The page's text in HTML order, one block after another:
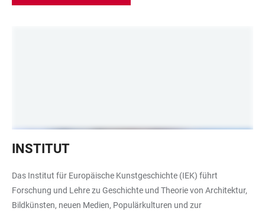
für
Kunstgeschichte
INSTITUT
Das Institut für Europäische Kunstgeschichte (IEK) führt
Forschung und Lehre zu Geschichte und Theorie von Architektur,
Bildkünsten, neuen Medien, Populärkulturen und zur